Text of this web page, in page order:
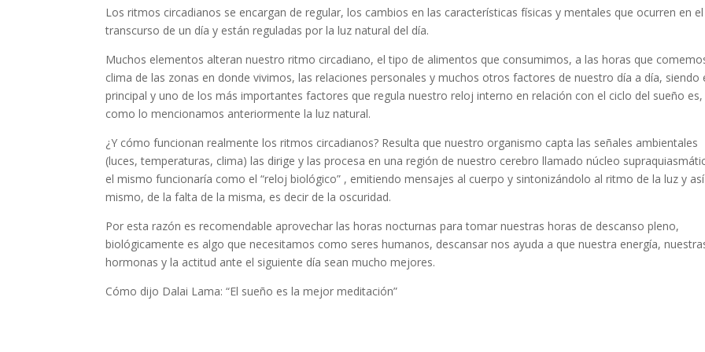
Los ritmos circadianos se encargan de regular, los cambios en las características físicas y mentales que ocurren en el
transcurso de un día y están reguladas por la luz natural del día.
Muchos elementos alteran nuestro ritmo circadiano, el tipo de alimentos que consumimos, a las horas que
clima de las zonas en donde vivimos, las relaciones personales y muchos otros factores de nuestro día a día, siendo
principal y uno de los más importantes factores que regula nuestro reloj interno en relación con el ciclo del sueño es,
como lo mencionamos anteriormente la luz natural.
¿Y cómo funcionan realmente los ritmos circadianos? Resulta que nuestro organismo capta las señales ambientales
(luces, temperaturas, clima) las dirige y las procesa en una región de nuestro cerebro llamado núcleo
el mismo funcionaría como el “reloj biológico” , emitiendo mensajes al cuerpo y sintonizándolo al ritmo de la luz y así
mismo, de la falta de la misma, es decir de la oscuridad.
Por esta razón es recomendable aprovechar las horas nocturnas para tomar nuestras horas de descanso pleno,
biológicamente es algo que necesitamos como seres humanos, descansar nos ayuda a que nuestra energía,
hormonas y la actitud ante el siguiente día sean mucho mejores.
Cómo dijo Dalai Lama: “El sueño es la mejor meditación”